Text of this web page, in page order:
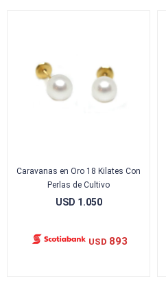
Caravanas en Oro 18 Kilates Con
Perlas de Cultivo
USD 1.050
USD 893